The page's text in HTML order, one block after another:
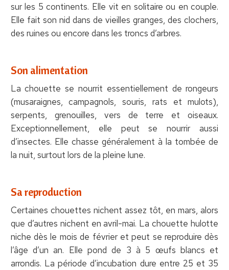
sur les 5 continents. Elle vit en solitaire ou en couple.
Elle fait son nid dans de vieilles granges, des clochers,
des ruines ou encore dans les troncs d’arbres.
Son alimentation
La chouette se nourrit essentiellement de rongeurs
(musaraignes, campagnols, souris, rats et mulots),
serpents, grenouilles, vers de terre et oiseaux.
Exceptionnellement, elle peut se nourrir aussi
d’insectes. Elle chasse généralement à la tombée de
la nuit, surtout lors de la pleine lune.
Sa reproduction
Certaines chouettes nichent assez tôt, en mars, alors
que d’autres nichent en avril-mai. La chouette hulotte
niche dès le mois de février et peut se reproduire dès
l’âge d’un an. Elle pond de 3 à 5 œufs blancs et
arrondis. La période d’incubation dure entre 25 et 35